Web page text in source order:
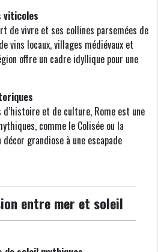
viticoles
de vivre et ses collines parsemées de
vins locaux, villages médiévaux et
offre un cadre idyllique pour une
d’histoire et de culture, Rome est une
comme le Colisée ou la
grandiose à une escapade
entre mer et soleil